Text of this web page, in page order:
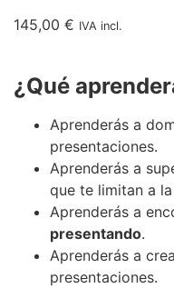
145,00 € IVA incl.
¿Qué
Aprenderás a
presentaciones.
Aprenderás a
que te limitan a
Aprenderás a
presentando.
Aprenderás a
presentaciones.